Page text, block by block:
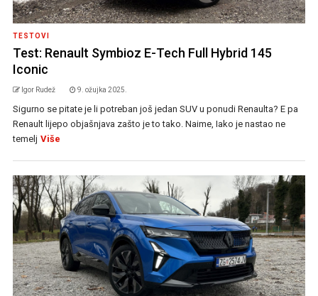
TESTOVI
Test: Renault Symbioz E-Tech Full Hybrid 145
Iconic
Igor Rudež 9. ožujka 2025.
Sigurno se pitate je li potreban još jedan SUV u ponudi Renaulta? E pa
Renault lijepo objašnjava zašto je to tako. Naime, Iako je nastao ne
temelj Više